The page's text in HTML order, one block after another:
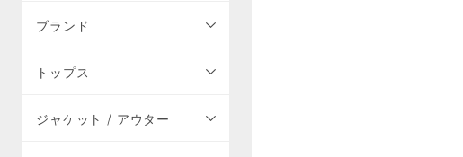
ブランド
トップス
ジャケット / アウター